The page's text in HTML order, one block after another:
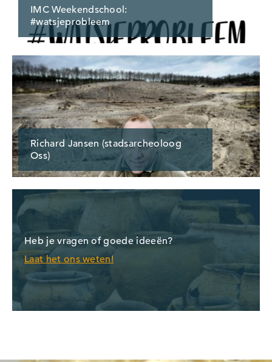
IMC Weekendschool:
#watsjeprobleem
Richard Jansen (stadsarcheoloog
Oss)
Heb je vragen of goede ideeën?
Laat het ons weten!